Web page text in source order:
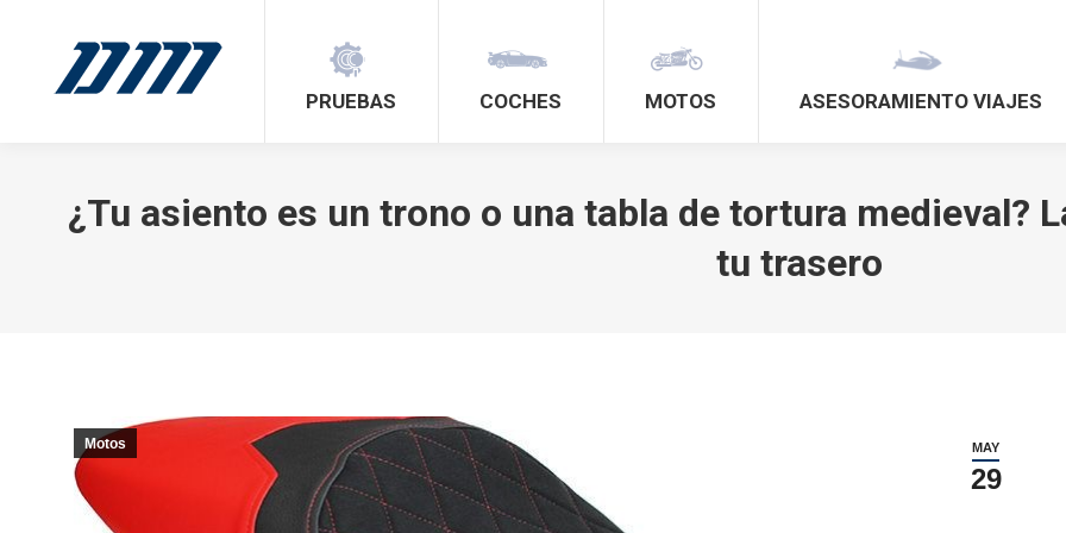
PRUEBAS COCHES MOTOS ASESORAMIENTO VIAJES
¿Tu asiento es un trono o una tabla de tortura medieval?
tu trasero
MAY
29
Motos